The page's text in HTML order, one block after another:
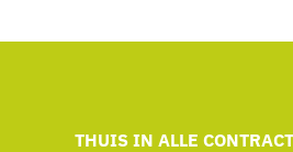
THUIS IN ALLE